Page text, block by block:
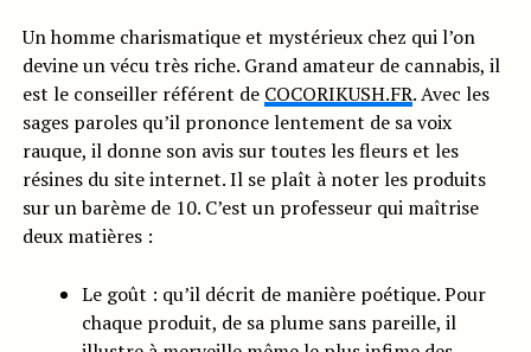
Un homme charismatique et mystérieux chez qui l’on
devine un vécu très riche. Grand amateur de cannabis, il
est le conseiller référent de COCORIKUSH.FR. Avec les
sages paroles qu’il prononce lentement de sa voix
rauque, il donne son avis sur toutes les fleurs et les
résines du site internet. Il se plaît à noter les produits
sur un barème de 10. C’est un professeur qui maîtrise
deux matières :
Le goût : qu’il décrit de manière poétique. Pour
chaque produit, de sa plume sans pareille, il